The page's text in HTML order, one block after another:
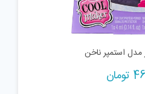
استمپر ناخن
تومان